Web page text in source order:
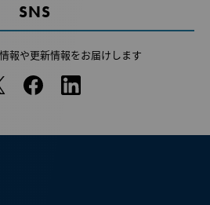
SNS
報や更新情報をお届けします